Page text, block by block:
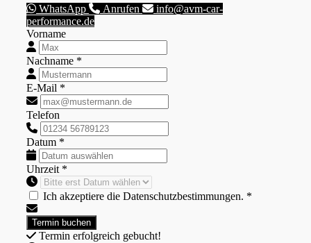
WhatsApp Anrufen
info@avm-car-
performance.de
Vorname
Nachname *
E-Mail *
Telefon
Datum *
Uhrzeit *
Ich akzeptiere die Datenschutzbestimmungen. *
Termin erfolgreich gebucht!